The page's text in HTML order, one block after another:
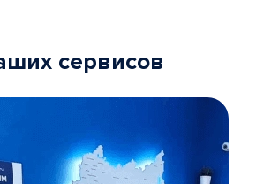
сервисов